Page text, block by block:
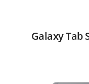
Galaxy Tab